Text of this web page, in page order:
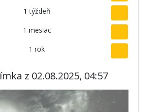
1 týždeň
1 mesiac
1 rok
z 02.08.2025, 04:57